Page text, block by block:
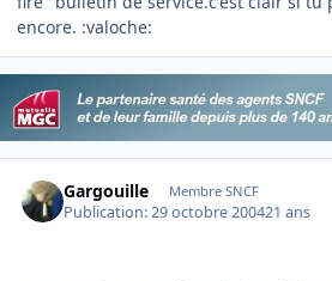
encore. :valoche:
Gargouille Membre SNCF
Publication:29 octobre 200421 ans